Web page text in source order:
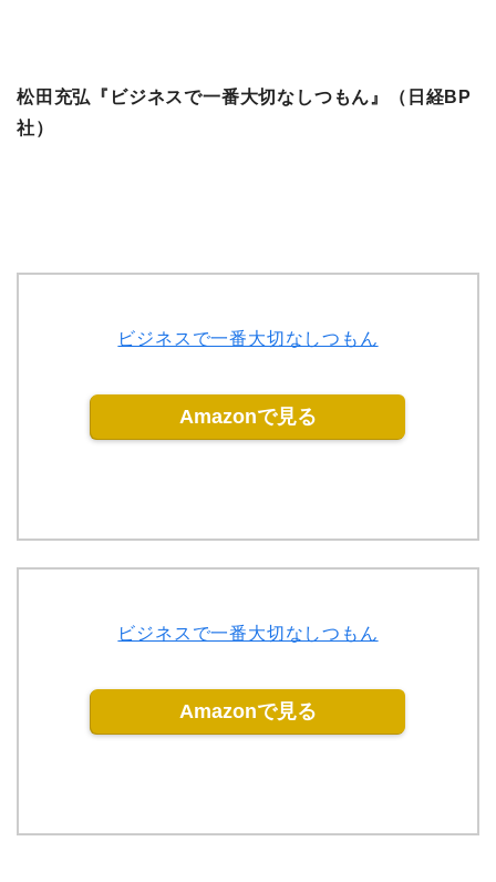
松田充弘『ビジネスで一番大切なしつもん』（日経BP
社）
ビジネスで一番大切なしつもん
Amazonで見る
ビジネスで一番大切なしつもん
Amazonで見る